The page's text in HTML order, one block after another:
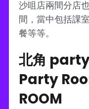
沙咀店兩間分店
間，當中包括課
餐等等。
北角
Party
ROOM